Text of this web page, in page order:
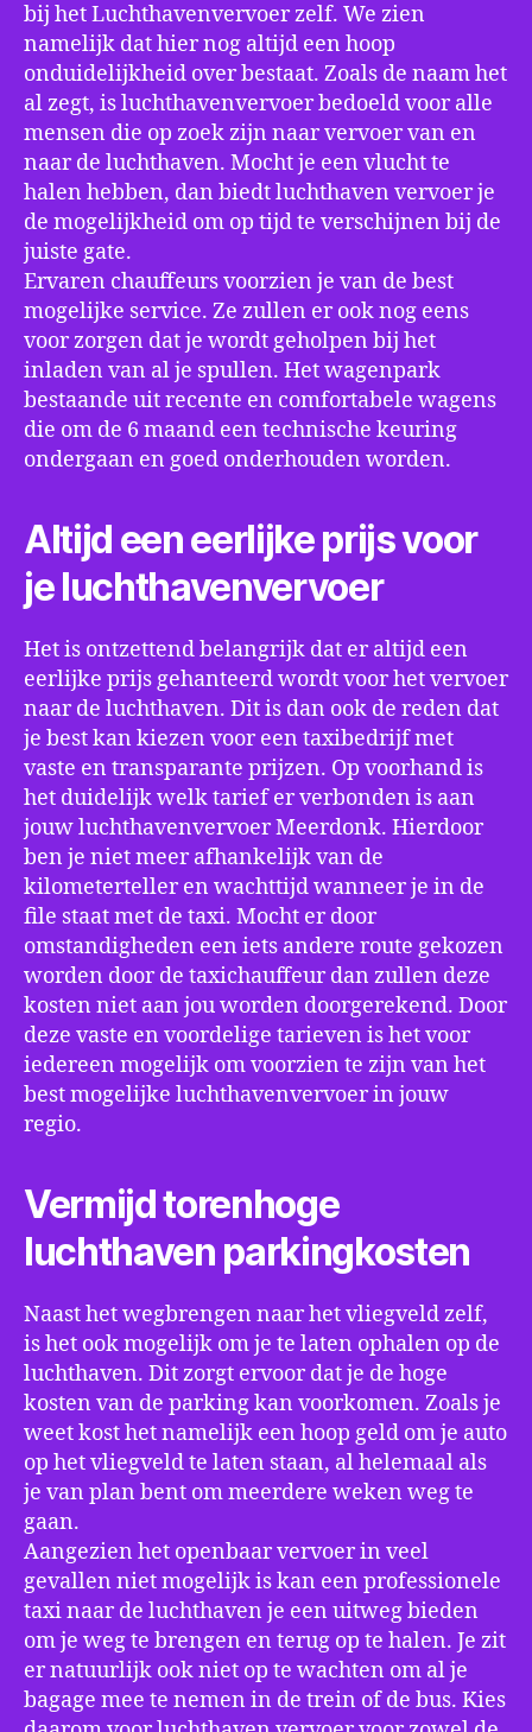
bij het Luchthavenvervoer zelf. We zien
namelijk dat hier nog altijd een hoop
onduidelijkheid over bestaat. Zoals de naam het
al zegt, is luchthavenvervoer bedoeld voor alle
mensen die op zoek zijn naar vervoer van en
naar de luchthaven. Mocht je een vlucht te
halen hebben, dan biedt luchthaven vervoer je
de mogelijkheid om op tijd te verschijnen bij de
juiste gate.
Ervaren chauffeurs voorzien je van de best
mogelijke service. Ze zullen er ook nog eens
voor zorgen dat je wordt geholpen bij het
inladen van al je spullen. Het wagenpark
bestaande uit recente en comfortabele wagens
die om de 6 maand een technische keuring
ondergaan en goed onderhouden worden.
Altijd een eerlijke prijs voor
je luchthavenvervoer
Het is ontzettend belangrijk dat er altijd een
eerlijke prijs gehanteerd wordt voor het vervoer
naar de luchthaven. Dit is dan ook de reden dat
je best kan kiezen voor een taxibedrijf met
vaste en transparante prijzen. Op voorhand is
het duidelijk welk tarief er verbonden is aan
jouw luchthavenvervoer Meerdonk. Hierdoor
ben je niet meer afhankelijk van de
kilometerteller en wachttijd wanneer je in de
file staat met de taxi. Mocht er door
omstandigheden een iets andere route gekozen
worden door de taxichauffeur dan zullen deze
kosten niet aan jou worden doorgerekend. Door
deze vaste en voordelige tarieven is het voor
iedereen mogelijk om voorzien te zijn van het
best mogelijke luchthavenvervoer in jouw
regio.
Vermijd torenhoge
luchthaven parkingkosten
Naast het wegbrengen naar het vliegveld zelf,
is het ook mogelijk om je te laten ophalen op de
luchthaven. Dit zorgt ervoor dat je de hoge
kosten van de parking kan voorkomen. Zoals je
weet kost het namelijk een hoop geld om je auto
op het vliegveld te laten staan, al helemaal als
je van plan bent om meerdere weken weg te
gaan.
Aangezien het openbaar vervoer in veel
gevallen niet mogelijk is kan een professionele
taxi naar de luchthaven je een uitweg bieden
om je weg te brengen en terug op te halen. Je zit
er natuurlijk ook niet op te wachten om al je
bagage mee te nemen in de trein of de bus. Kies